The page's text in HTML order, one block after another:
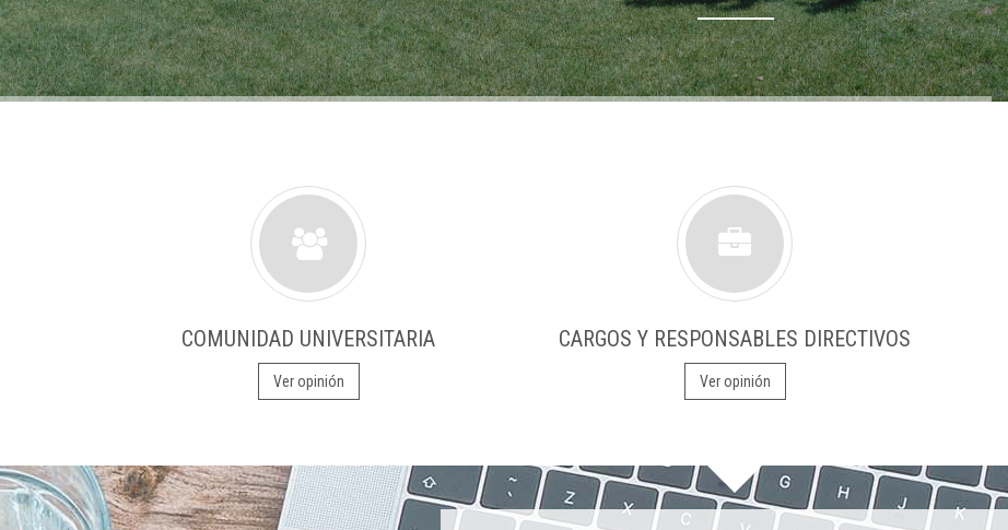
COMUNIDAD UNIVERSITARIA
Ver opinión
CARGOS Y RESPONSABLES DIRECTIVOS
Ver opinión